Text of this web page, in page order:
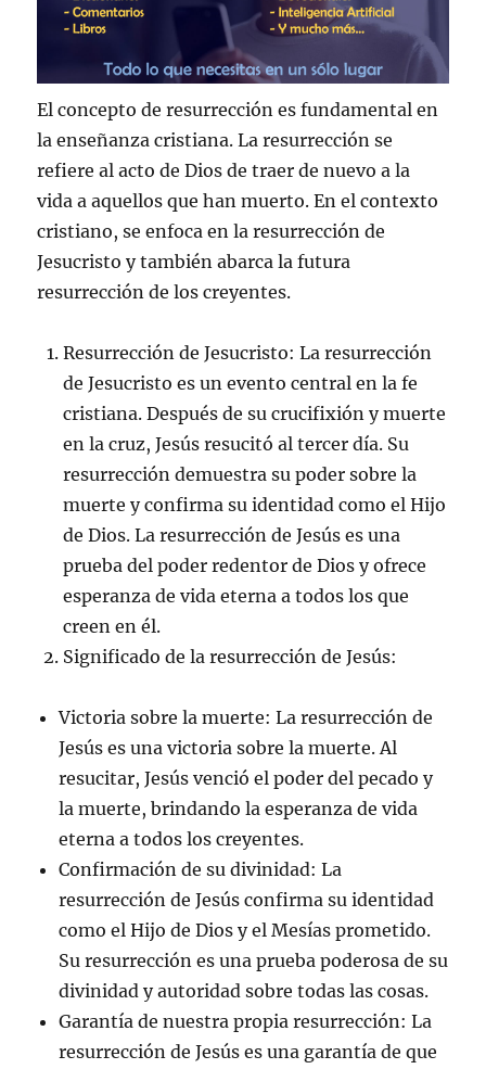
El concepto de resurrección es fundamental en
la enseñanza cristiana. La resurrección se
refiere al acto de Dios de traer de nuevo a la
vida a aquellos que han muerto. En el contexto
cristiano, se enfoca en la resurrección de
Jesucristo y también abarca la futura
resurrección de los creyentes.
Resurrección de Jesucristo: La resurrección
de Jesucristo es un evento central en la fe
cristiana. Después de su crucifixión y muerte
en la cruz, Jesús resucitó al tercer día. Su
resurrección demuestra su poder sobre la
muerte y confirma su identidad como el Hijo
de Dios. La resurrección de Jesús es una
prueba del poder redentor de Dios y ofrece
esperanza de vida eterna a todos los que
creen en él.
Significado de la resurrección de Jesús:
Victoria sobre la muerte: La resurrección de
Jesús es una victoria sobre la muerte. Al
resucitar, Jesús venció el poder del pecado y
la muerte, brindando la esperanza de vida
eterna a todos los creyentes.
Confirmación de su divinidad: La
resurrección de Jesús confirma su identidad
como el Hijo de Dios y el Mesías prometido.
Su resurrección es una prueba poderosa de su
divinidad y autoridad sobre todas las cosas.
Garantía de nuestra propia resurrección: La
resurrección de Jesús es una garantía de que